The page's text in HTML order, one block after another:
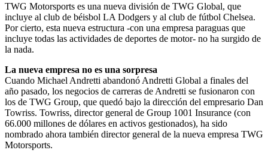
TWG Motorsports es una nueva división de TWG Global, que
incluye al club de béisbol LA Dodgers y al club de fútbol Chelsea.
Por cierto, esta nueva estructura -con una empresa paraguas que
incluye todas las actividades de deportes de motor- no ha surgido de
la nada.
La nueva empresa no es una sorpresa
Cuando Michael Andretti abandonó Andretti Global a finales del
año pasado, los negocios de carreras de Andretti se fusionaron con
los de TWG Group, que quedó bajo la dirección del empresario Dan
Towriss. Towriss, director general de Group 1001 Insurance (con
66.000 millones de dólares en activos gestionados), ha sido
nombrado ahora también director general de la nueva empresa TWG
Motorsports.